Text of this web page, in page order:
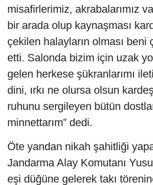
misafirlerimiz, akrabalarımız
bir arada olup kaynaşması
çekilen halayların olması beni
etti. Salonda bizim için uzak
gelen herkese şükranlarımı
dini, ırkı ne olursa olsun
ruhunu sergileyen bütün
minnettarım” dedi.
Öte yandan nikah şahitliği
Jandarma Alay Komutanı
eşi düğüne gelerek takı